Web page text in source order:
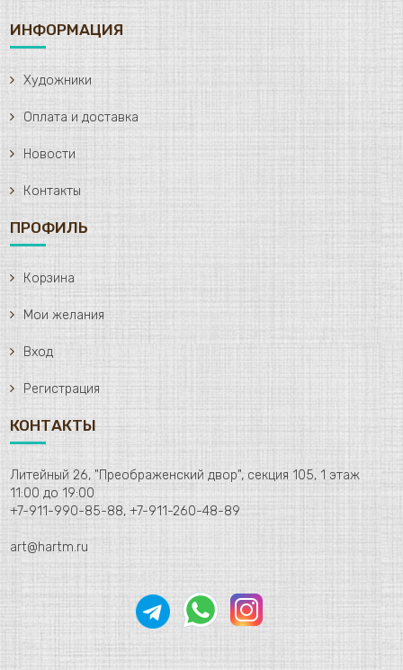
ИНФОРМАЦИЯ
Художники
Оплата и доставка
Новости
Контакты
ПРОФИЛЬ
Корзина
Мои желания
Вход
Регистрация
КОНТАКТЫ
Литейный 26, "Преображенский двор", секция 105, 1 этаж
11:00 до 19:00
+7-911-990-85-88, +7-911-260-48-89
art@hartm.ru